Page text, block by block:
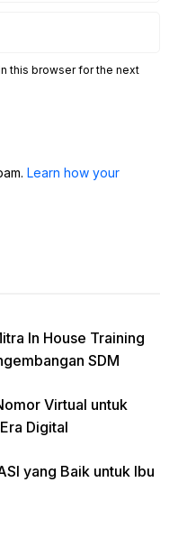
this browser for the next
Learn how your
In House Training
SDM
Virtual untuk
Digital
yang Baik untuk Ibu